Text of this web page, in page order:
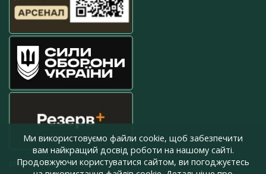
press@armyinform.com.ua
Ми використовуємо файли cookie, щоб забезпечити
вам найкращий досвід роботи на нашому сайті.
Продовжуючи користуватися сайтом, ви погоджуєтесь